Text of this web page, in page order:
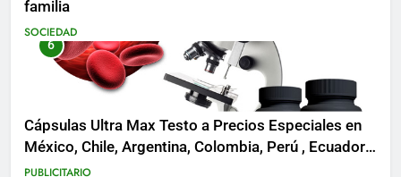
familia
SOCIEDAD
6
Cápsulas Ultra Max Testo a Precios Especiales en
México, Chile, Argentina, Colombia, Perú , Ecuador,
Costa Rica y Más
PUBLICITARIO